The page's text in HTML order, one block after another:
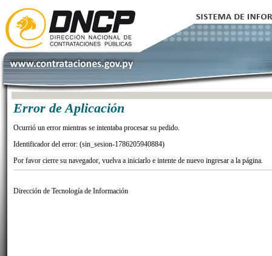
Error de Aplicación
Ocurrió un error mientras se intentaba procesar su pedido.
Identificador del error: (sin_sesion-1786205940884)
Por favor cierre su navegador, vuelva a iniciarlo e intente de nuevo ingresar a la página.
Dirección de Tecnología de Información